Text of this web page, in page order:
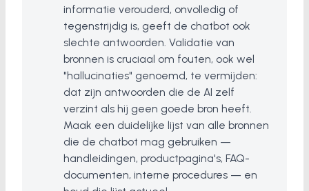
informatie verouderd, onvolledig of
tegenstrijdig is, geeft de chatbot ook
slechte antwoorden. Validatie van
bronnen is cruciaal om fouten, ook wel
"hallucinaties" genoemd, te vermijden:
dat zijn antwoorden die de AI zelf
verzint als hij geen goede bron heeft.
Maak een duidelijke lijst van alle bronnen
die de chatbot mag gebruiken —
handleidingen, productpagina's, FAQ-
documenten, interne procedures — en